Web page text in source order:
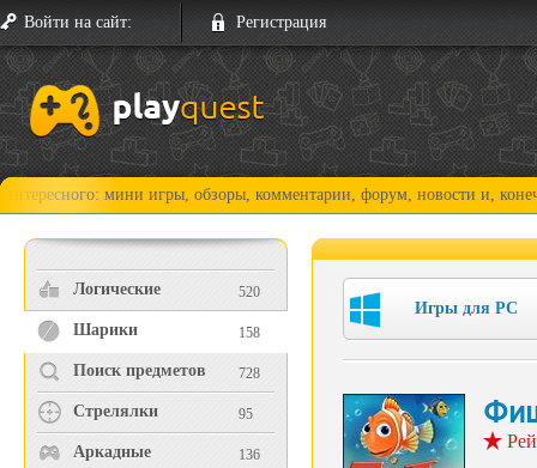
Войти на сайт: Регистрация
мини игры, обзоры, комментарии, форум, новости и, конечно,
Логические 520
Шарики 158
Поиск предметов 728
Стрелялки 95
Аркадные 136
Игры для PC